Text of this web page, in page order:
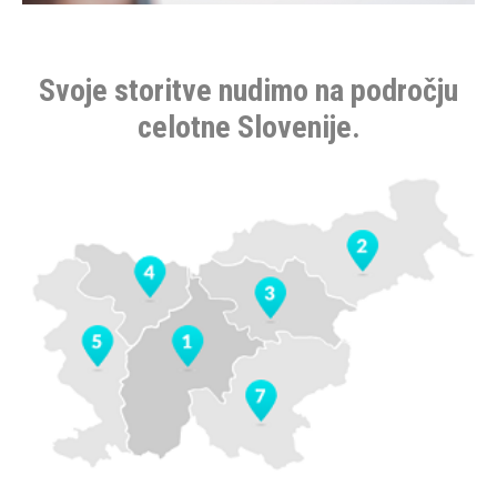
Svoje storitve nudimo na področju
celotne Slovenije.